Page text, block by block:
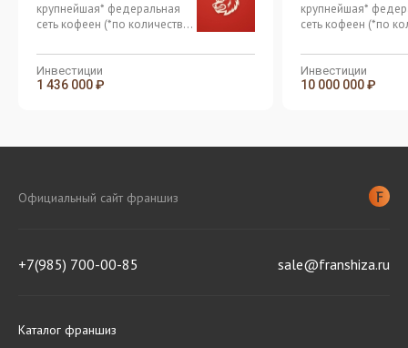
крупнейшая* федеральная
сеть кофеен (*по количеству
Инвестиции
1 436 000 ₽
крупнейшая*
сеть кофеен (*по
Инвестиции
10 000 000 ₽
Официальный сайт франшиз
+7(985) 700-00-85 sale@franshiza.ru
Каталог франшиз